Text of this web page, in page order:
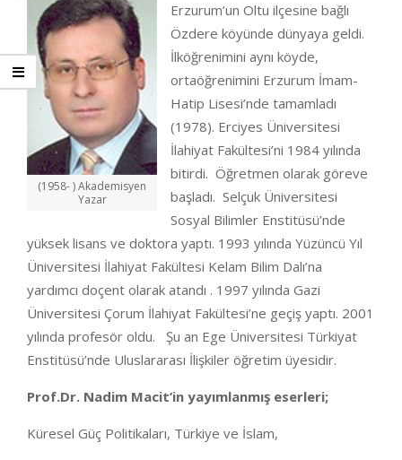
(1958- ) Akademisyen
Yazar
Erzurum’un Oltu ilçesine bağlı
Özdere köyünde dünyaya geldi.
İlköğrenimini aynı köyde,
ortaöğrenimini Erzurum İmam-
Hatip Lisesi’nde tamamladı
(1978). Erciyes Üniversitesi
İlahiyat Fakültesi’ni 1984 yılında
bitirdi. Öğretmen olarak göreve
başladı. Selçuk Üniversitesi
Sosyal Bilimler Enstitüsü’nde
yüksek lisans ve doktora yaptı. 1993 yılında Yüzüncü Yıl
Üniversitesi İlahiyat Fakültesi Kelam Bilim Dalı’na
yardımcı doçent olarak atandı . 1997 yılında Gazi
Üniversitesi Çorum İlahiyat Fakültesi’ne geçiş yaptı. 2001
yılında profesör oldu. Şu an Ege Üniversitesi Türkiyat
Enstitüsü’nde Uluslararası İlişkiler öğretim üyesidir.
Prof.Dr. Nadim Macit’in yayımlanmış eserleri;
Küresel Güç Politikaları, Türkiye ve İslam,